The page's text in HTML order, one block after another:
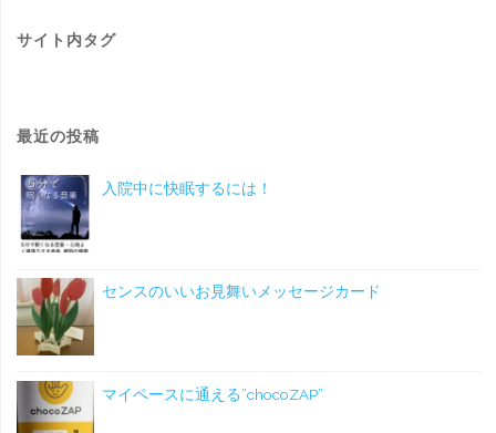
サイト内タグ
最近の投稿
入院中に快眠するには！
センスのいいお見舞いメッセージカード
マイペースに通える”chocoZAP”